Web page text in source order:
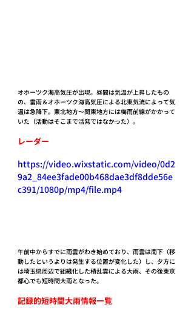
オホーツク海高気圧が出現。昼間は気温が上昇したもの
の、雷雨＆オホーツク海高気圧による北東気流によって気
温は急降下。東北地方～関東地方には梅雨前線がかかって
いた（活動はそこまで活発ではなかった）。
レーダー
https://video.wixstatic.com/video/0d2
9a2_84ee3fade00b468dae3df8dde56e
c391/1080p/mp4/file.mp4
午前中からすでに雨雲がわき始めており、雨雲は南下（移
動したというよりは発生する位置が変化した）し、夕方に
は埼玉県周辺で組織化した積乱雲による大雨、その後東京
都心でも短時間大雨となった。
記録的短時間大雨情報一覧